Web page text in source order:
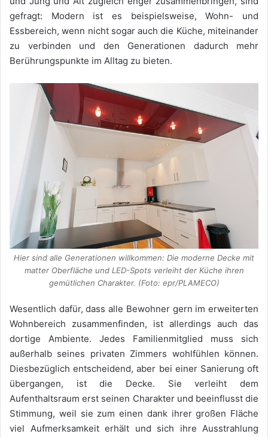
gefragt: Modern ist es beispielsweise, Wohn- und
Essbereich, wenn nicht sogar auch die Küche, miteinander
zu verbinden und den Generationen dadurch mehr
Berührungspunkte im Alltag zu bieten.
Hier sind alle Generationen willkommen: Die moderne Decke mit
matter Oberfläche und LED-Spots verleiht der Küche ihren
gemütlichen Charakter. (Foto: epr/PLAMECO)
Wesentlich dafür, dass alle Bewohner gern im erweiterten
Wohnbereich zusammenfinden, ist allerdings auch das
dortige Ambiente. Jedes Familienmitglied muss sich
außerhalb seines privaten Zimmers wohlfühlen können.
Diesbezüglich entscheidend, aber bei einer Sanierung oft
übergangen, ist die Decke. Sie verleiht dem
Aufenthaltsraum erst seinen Charakter und beeinflusst die
Stimmung, weil sie zum einen dank ihrer großen Fläche
viel Aufmerksamkeit erhält und sich ihre Ausstrahlung